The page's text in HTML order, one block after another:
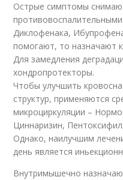
Острые симптомы
Диклофенака,
помогают, то назначают
Для замедления
хондропротекторы.
Чтобы улучшить
структур, применяются
микроциркуляции –
Циннаризин,
Однако, наилучшим
день является
Внутримышечно